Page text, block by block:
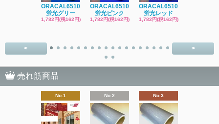
ORACAL6510
蛍光グリー
1,782円(税162円)
ORACAL6510
蛍光ピンク
1,782円(税162円)
ORACAL6510
蛍光レッド
1,782円(税162円)
< >
売れ筋商品
No.1 No.2 No.3